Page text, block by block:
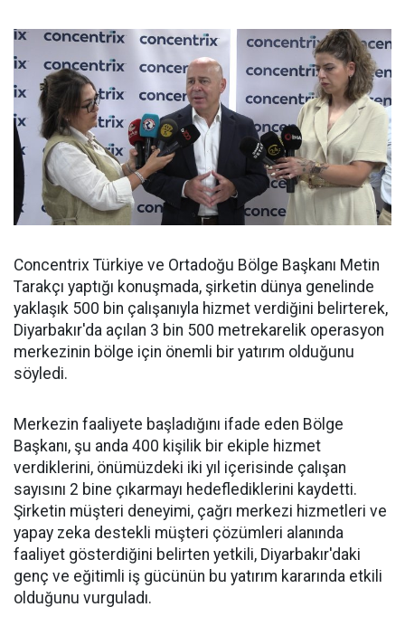
Concentrix Türkiye ve Ortadoğu Bölge Başkanı Metin
Tarakçı yaptığı konuşmada, şirketin dünya genelinde
yaklaşık 500 bin çalışanıyla hizmet verdiğini belirterek,
Diyarbakır'da açılan 3 bin 500 metrekarelik operasyon
merkezinin bölge için önemli bir yatırım olduğunu
söyledi.
Merkezin faaliyete başladığını ifade eden Bölge
Başkanı, şu anda 400 kişilik bir ekiple hizmet
verdiklerini, önümüzdeki iki yıl içerisinde çalışan
sayısını 2 bine çıkarmayı hedeflediklerini kaydetti.
Şirketin müşteri deneyimi, çağrı merkezi hizmetleri ve
yapay zeka destekli müşteri çözümleri alanında
faaliyet gösterdiğini belirten yetkili, Diyarbakır'daki
genç ve eğitimli iş gücünün bu yatırım kararında etkili
olduğunu vurguladı.